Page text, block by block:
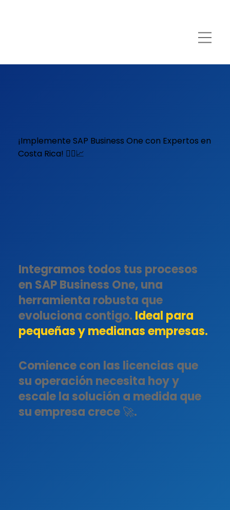
¡Implemente SAP Business One con Expertos en
Costa Rica! ✋🏻📈
Integramos todos tus procesos
en SAP Business One, una
herramienta robusta que
evoluciona contigo. Ideal para
pequeñas y medianas empresas.
Comience con las licencias que
su operación necesita hoy y
escale la solución a medida que
su empresa crece 🚀.